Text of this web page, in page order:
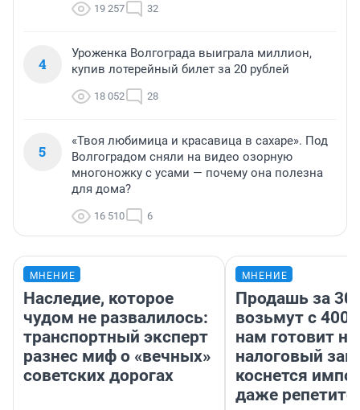
19 257 32
4
Уроженка Волгограда выиграла миллион,
купив лотерейный билет за 20 рублей
18 052 28
5
«Твоя любимица и красавица в сахаре». Под
Волгоградом сняли на видео озорную
многоножку с усами — почему она полезна
для дома?
16 510 6
МНЕНИЕ
Наследие, которое
чудом не развалилось:
транспортный эксперт
разнес миф о «вечных»
советских дорогах
МНЕНИЕ
Продашь за
возьмут с
нам готовит
налоговый
коснется
даже